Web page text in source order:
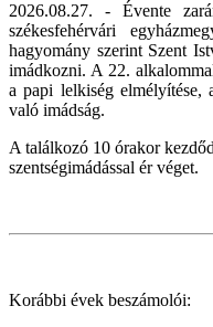
2026.08.27. - Évente
székesfehérvári
hagyomány szerint Szent
imádkozni. A 22.
a papi lelkiség elmélyítése,
való imádság.
A találkozó 10 órakor
szentségimádással ér véget.
Korábbi évek beszámolói: